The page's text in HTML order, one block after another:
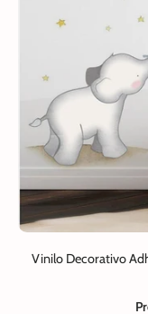
Vinilo Decorativo